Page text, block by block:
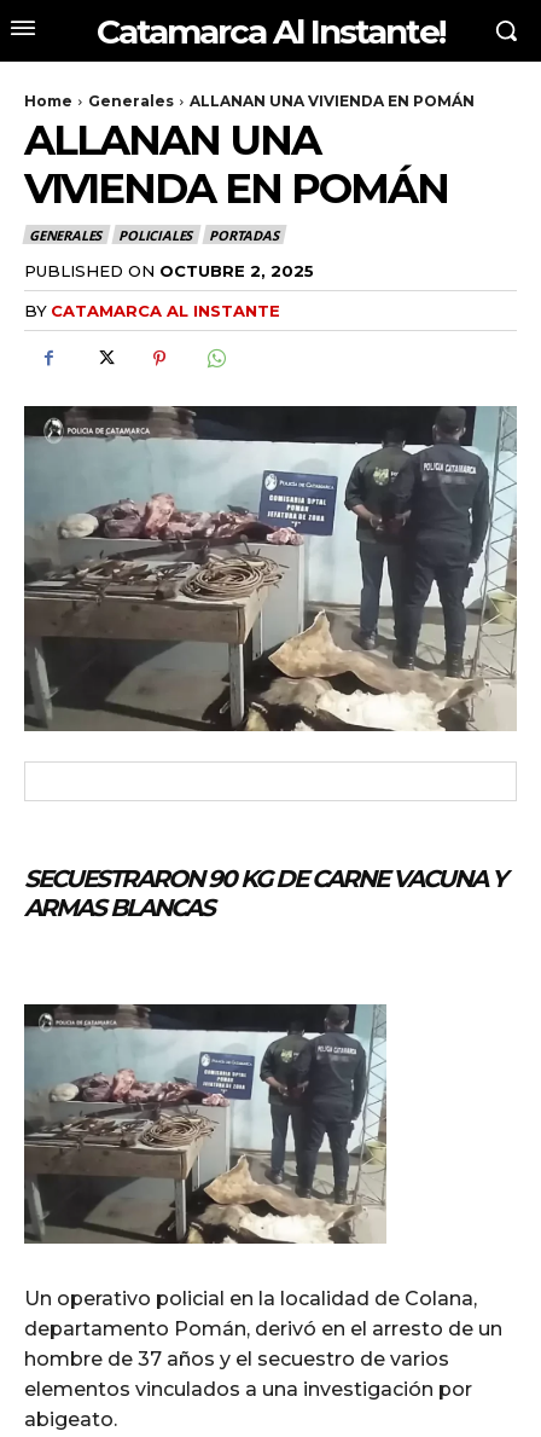
Catamarca Al Instante!
Home Generales ALLANAN UNA VIVIENDA EN POMÁN
ALLANAN UNA
VIVIENDA EN POMÁN
GENERALES POLICIALES PORTADAS
PUBLISHED ON OCTUBRE 2, 2025
BY CATAMARCA AL INSTANTE
SECUESTRARON 90 KG DE CARNE VACUNA Y
ARMAS BLANCAS
Un operativo policial en la localidad de Colana,
departamento Pomán, derivó en el arresto de un
hombre de 37 años y el secuestro de varios
elementos vinculados a una investigación por
abigeato.